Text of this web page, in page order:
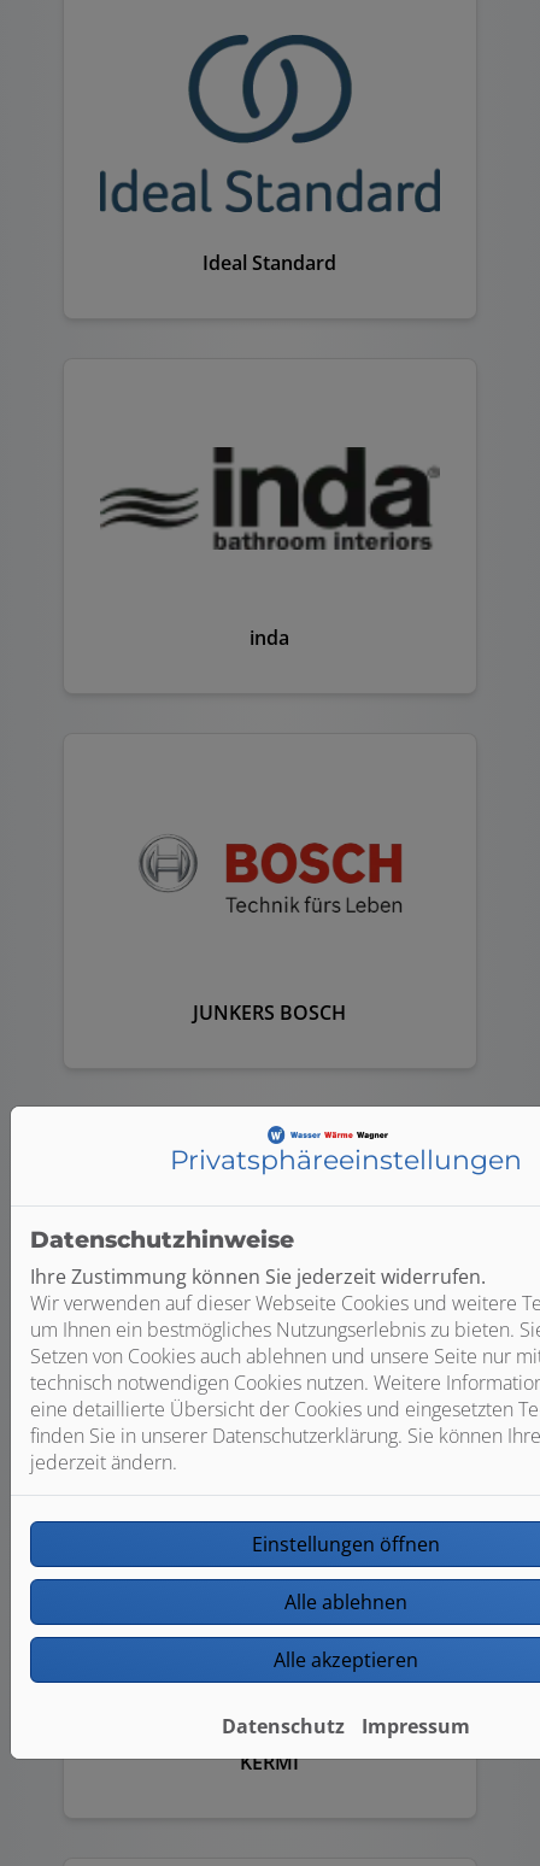
Ideal Standard
inda
JUNKERS BOSCH
KALDEWEI
KERMI
Privatsphäre­einstellungen
Datenschutzhinweise
Ihre Zustimmung können Sie jederzeit widerrufen.
Wir verwenden auf dieser Webseite Cookies und weitere
um Ihnen ein bestmögliches Nutzungserlebnis zu bieten.
Setzen von Cookies auch ablehnen und unsere Seite nur
technisch notwendigen Cookies nutzen. Weitere
eine detaillierte Übersicht der Cookies und eingesetzten
finden Sie in unserer Datenschutzerklärung. Sie können
jederzeit ändern.
Einstellungen öffnen
Alle ablehnen
Alle akzeptieren
Datenschutz Impressum